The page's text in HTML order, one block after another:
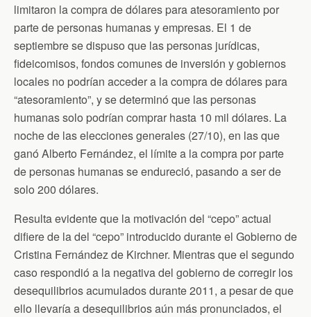
limitaron la compra de dólares para atesoramiento por
parte de personas humanas y empresas. El 1 de
septiembre se dispuso que las personas jurídicas,
fideicomisos, fondos comunes de inversión y gobiernos
locales no podrían acceder a la compra de dólares para
“atesoramiento”, y se determinó que las personas
humanas solo podrían comprar hasta 10 mil dólares. La
noche de las elecciones generales (27/10), en las que
ganó Alberto Fernández, el límite a la compra por parte
de personas humanas se endureció, pasando a ser de
solo 200 dólares.
Resulta evidente que la motivación del “cepo” actual
difiere de la del “cepo” introducido durante el Gobierno de
Cristina Fernández de Kirchner. Mientras que el segundo
caso respondió a la negativa del gobierno de corregir los
desequilibrios acumulados durante 2011, a pesar de que
ello llevaría a desequilibrios aún más pronunciados, el